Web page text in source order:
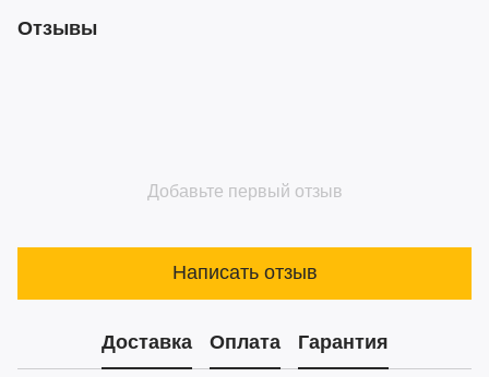
Отзывы
Добавьте первый отзыв
Написать отзыв
Доставка Оплата Гарантия